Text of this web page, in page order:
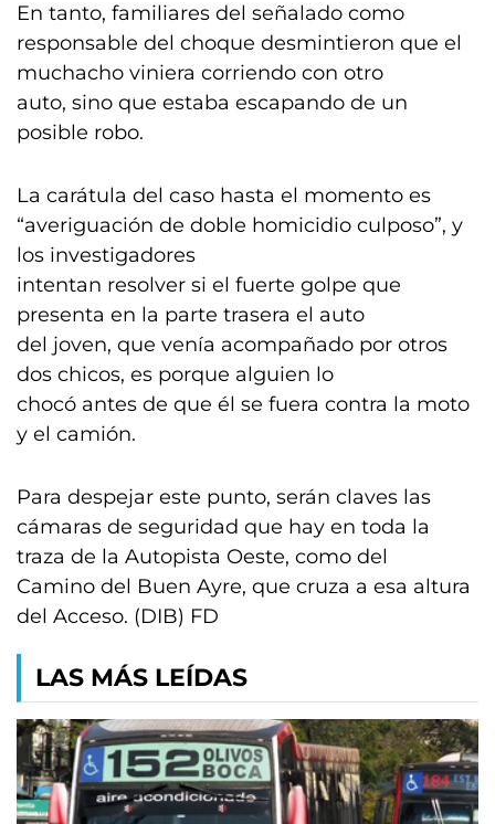
En tanto, familiares del señalado como
responsable del choque desmintieron que el
muchacho viniera corriendo con otro
auto, sino que estaba escapando de un
posible robo.
La carátula del caso hasta el momento es
“averiguación de doble homicidio culposo”, y
los investigadores
intentan resolver si el fuerte golpe que
presenta en la parte trasera el auto
del joven, que venía acompañado por otros
dos chicos, es porque alguien lo
chocó antes de que él se fuera contra la moto
y el camión.
Para despejar este punto, serán claves las
cámaras de seguridad que hay en toda la
traza de la Autopista Oeste, como del
Camino del Buen Ayre, que cruza a esa altura
del Acceso. (DIB) FD
LAS MÁS LEÍDAS